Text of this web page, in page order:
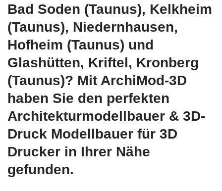
Bad Soden (Taunus), Kelkheim
(Taunus), Niedernhausen,
Hofheim (Taunus) und
Glashütten, Kriftel, Kronberg
(Taunus)? Mit ArchiMod-3D
haben Sie den perfekten
Architekturmodellbauer & 3D-
Druck Modellbauer für 3D
Drucker in Ihrer Nähe
gefunden.